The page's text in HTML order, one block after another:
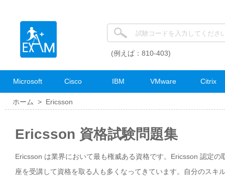
(例えば：810-403)
Microsoft Cisco IBM VMware Citrix
ホーム > Ericsson
Ericsson 資格試験問題集
Ericsson は業界において最も権威ある資格です。Ericsson 認定
座を受講して資格を取る人も多くなってきています。自分のス